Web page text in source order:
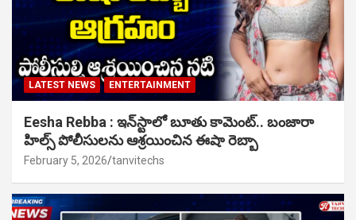
LATEST NEWS ENTERTAINMENT
Eesha Rebba : ఇన్‌స్టాలో బూతు కామెంట్.. బంజారా
హిల్స్ పోలీసులను ఆశ్రయించిన ఈషా రెబ్బా
February 5, 2026 tanvitechs